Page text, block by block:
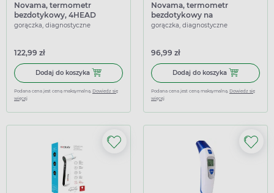
Novama, termometr
bezdotykowy, 4HEAD
HTD8813, 1 sztuka
gorączka, diagnostyczne
122,99 zł
Dodaj do koszyka Dodaj do koszyka Novama, termometr bezdotykowy,
Podana cena jest ceną maksymalną. Dowiedz się
więcej
Novama, termometr
bezdotykowy na
podczerwień, T1S TP600
gorączka, diagnostyczne
96,99 zł
Dodaj do koszyka Dodaj do
Podana cena jest ceną maksymalną. Dowiedz się
więcej